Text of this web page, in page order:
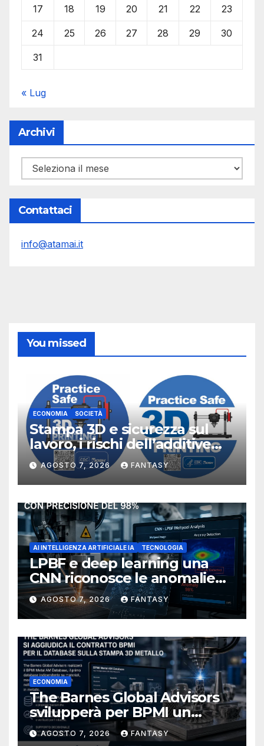
17 18 19 20 21 22 23
24 25 26 27 28 29 30
31
« Lug
Archivi
Archivi
Contattaci
info@atamai.it
You missed
ECONOMIA SOCIETÀ
Stampa 3D e sicurezza sul
lavoro, i rischi dell’additive
manufacturing secondo
NIOSH
AGOSTO 7, 2026 FANTASY
AI INTELLIGENZA ARTIFICIALE IA TECNOLOGIA
LPBF e deep learning una
CNN riconosce le anomalie
del bagno di fusione
AGOSTO 7, 2026 FANTASY
ECONOMIA
The Barnes Global Advisors
svilupperà per BPMI un
database per la stampa 3D
metallica destinata alla filiera
AGOSTO 7, 2026 FANTASY